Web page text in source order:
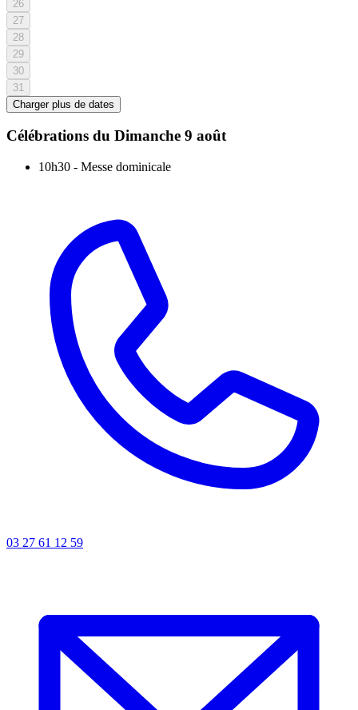
26
27
28
29
30
31
Charger plus de dates
Célébrations du Dimanche 9 août
10h30 - Messe dominicale
03 27 61 12 59